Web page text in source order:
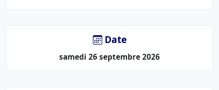
Date
samedi 26 septembre 2026